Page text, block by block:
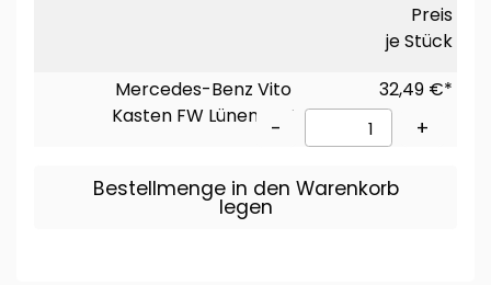
Preis
je Stück
Mercedes-Benz Vito
Kasten FW Lünen NEF
32,49 €*
- +
Bestellmenge in den Warenkorb
legen